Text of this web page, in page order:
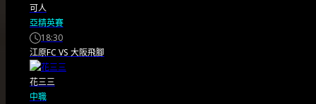
英格蘭季軍戰6:4擊法國 BBC評
分全隊表現 根據BBC Sport報
導，英格蘭在2026年FIFA世界
可人
亞精英賽
18:30
江原FC VS 大阪飛腳
花三三
中職